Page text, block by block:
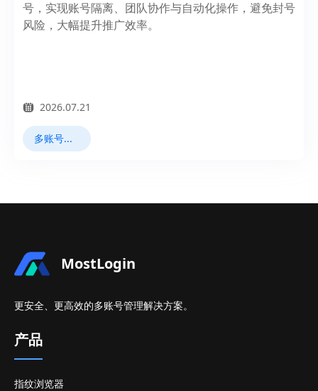
号，实现账号隔离、团队协作与自动化操作，避免封号
风险，大幅提升推广效率。
2026.07.21
多账号管理
MostLogin
更安全、更高效的多账号管理解决方案。
产品
指纹浏览器